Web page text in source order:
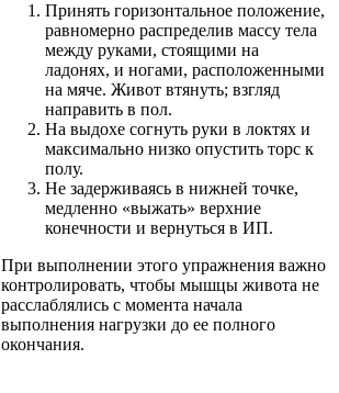
Принять горизонтальное положение,
равномерно распределив массу тела
между руками, стоящими на
ладонях, и ногами, расположенными
на мяче. Живот втянуть; взгляд
направить в пол.
На выдохе согнуть руки в локтях и
максимально низко опустить торс к
полу.
Не задерживаясь в нижней точке,
медленно «выжать» верхние
конечности и вернуться в ИП.
При выполнении этого упражнения важно
контролировать, чтобы мышцы живота не
расслаблялись с момента начала
выполнения нагрузки до ее полного
окончания.